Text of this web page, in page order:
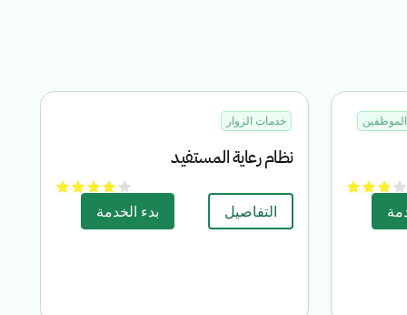
خدمات الزوار
نظام رعاية المستفيد
التفاصيل بدء الخدمة